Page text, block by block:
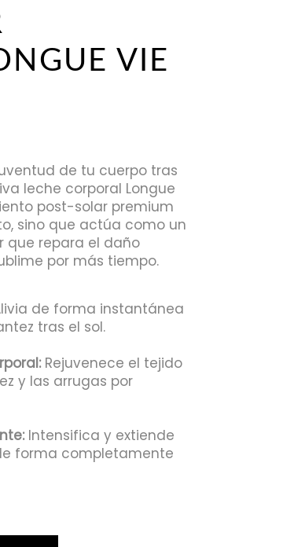
VIE
de tu cuerpo tras
leche corporal Longue
post-solar premium
sino que actúa como un
que repara el daño
por más tiempo.
de forma instantánea
tras el sol.
Rejuvenece el tejido
y las arrugas por
Intensifica y extiende
forma completamente